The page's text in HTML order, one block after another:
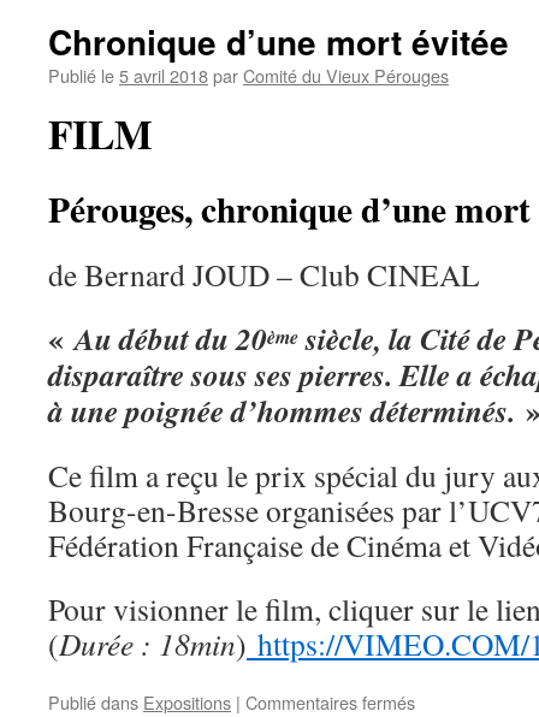
Resonances »
Chronique d’une mort évitée
Publié le5 avril 2018parComité du Vieux Pérouges
FILM
Pérouges, chronique d’une
de Bernard JOUD – Club CINEAL
«Au début du 20ème siècle, la Cité de
disparaître sous ses pierres. Elle a
à une poignée d’hommes déterminés.
Ce film a reçu le prix spécial du jury
Bourg-en-Bresse organisées par
Fédération Française de Cinéma et
Pour visionner le film, cliquer sur le
(Durée : 18min) https://VIMEO.COM/
Publié dans Expositions | Commentaires ferméssur